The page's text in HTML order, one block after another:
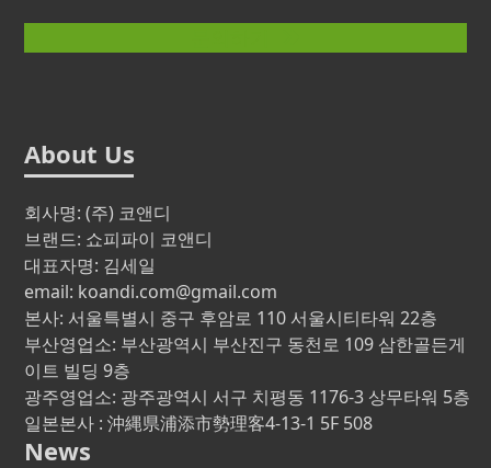
slide
About Us
회사명: (주) 코앤디
브랜드: 쇼피파이 코앤디
대표자명: 김세일
email: koandi.com@gmail.com
본사: 서울특별시 중구 후암로 110 서울시티타워 22층
부산영업소: 부산광역시 부산진구 동천로 109 삼한골든게
이트 빌딩 9층
광주영업소: 광주광역시 서구 치평동 1176-3 상무타워 5층
일본본사 : 沖縄県浦添市勢理客4-13-1 5F 508
News